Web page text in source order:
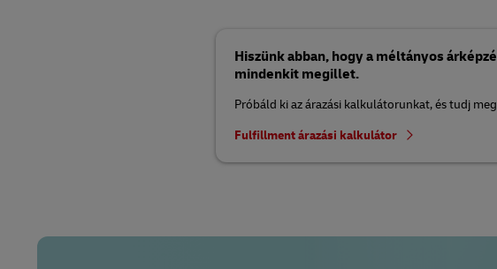
Hiszünk abban, hogy a méltányos
mindenkit megillet.
Próbáld ki az árazási kalkulátorunkat, és tudj
Fulfillment árazási kalkulátor